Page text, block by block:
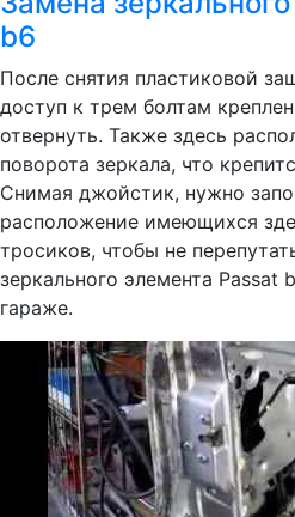
b6
После снятия пластиковой
доступ к трем болтам
отвернуть. Также здесь
поворота зеркала, что
Снимая джойстик, нужно
расположение имеющихся
тросиков, чтобы не
зеркального элемента Passat
гараже.